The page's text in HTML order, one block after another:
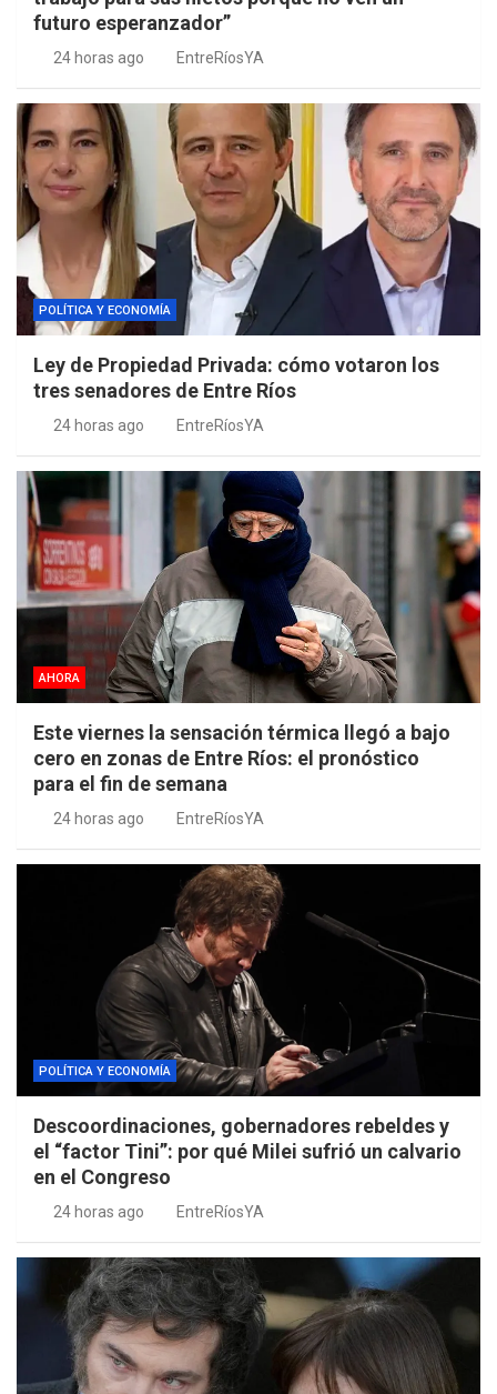
futuro esperanzador”
24 horas ago EntreRíosYA
POLÍTICA Y ECONOMÍA
Ley de Propiedad Privada: cómo votaron los
tres senadores de Entre Ríos
24 horas ago EntreRíosYA
AHORA
Este viernes la sensación térmica llegó a bajo
cero en zonas de Entre Ríos: el pronóstico
para el fin de semana
24 horas ago EntreRíosYA
POLÍTICA Y ECONOMÍA
Descoordinaciones, gobernadores rebeldes y
el “factor Tini”: por qué Milei sufrió un calvario
en el Congreso
24 horas ago EntreRíosYA